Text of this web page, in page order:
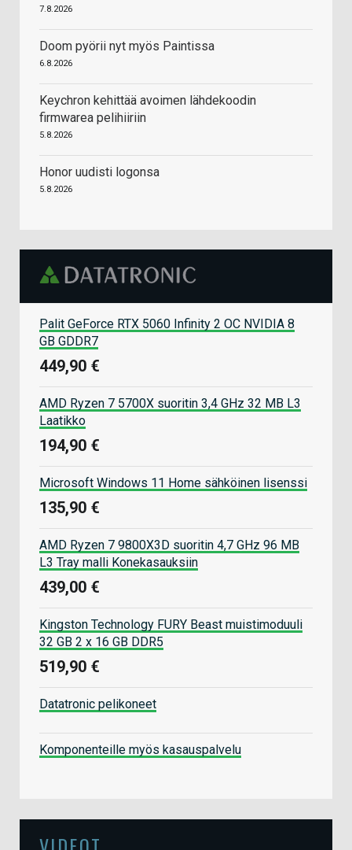
7.8.2026
Doom pyörii nyt myös Paintissa
6.8.2026
Keychron kehittää avoimen lähdekoodin
firmwarea pelihiiriin
5.8.2026
Honor uudisti logonsa
5.8.2026
Palit GeForce RTX 5060 Infinity 2 OC NVIDIA 8
GB GDDR7
449,90 €
AMD Ryzen 7 5700X suoritin 3,4 GHz 32 MB L3
Laatikko
194,90 €
Microsoft Windows 11 Home sähköinen lisenssi
135,90 €
AMD Ryzen 7 9800X3D suoritin 4,7 GHz 96 MB
L3 Tray malli Konekasauksiin
439,00 €
Kingston Technology FURY Beast muistimoduuli
32 GB 2 x 16 GB DDR5
519,90 €
Datatronic pelikoneet
Komponenteille myös kasauspalvelu